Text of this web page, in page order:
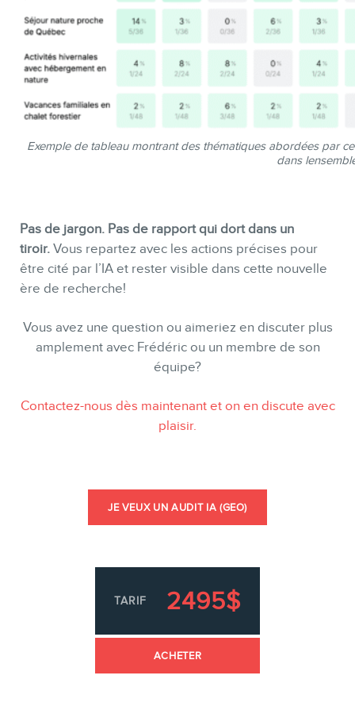
TARIF 2495$
ACHETER
Exemple de tableau montrant des thématiques abordées par
dans
Pas de jargon. Pas de rapport qui dort dans un
tiroir. Vous repartez avec les actions précises pour
être cité par l’IA et rester visible dans cette nouvelle
ère de recherche!
Vous avez une question ou aimeriez en discuter plus
amplement avec Frédéric ou un membre de son
équipe?
Contactez-nous dès maintenant et on en discute avec
plaisir.
JE VEUX UN AUDIT IA (GEO)